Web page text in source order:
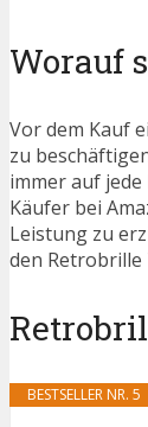
Worauf
Vor dem Kauf
zu
immer auf
Käufer bei
Leistung zu
den Retrobrille
BESTSELLER NR. 5